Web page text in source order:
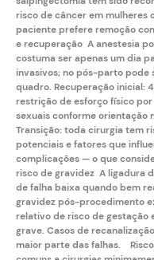
risco de câncer em mulheres
paciente prefere remoção
e recuperação A anestesia
costuma ser apenas um dia
invasivos; no pós-parto pode
quadro. Recuperação inicial:
restrição de esforço físico
sexuais conforme orientação
Transição: toda cirurgia tem
potenciais e fatores que
complicações — o que
risco de gravidez A ligadura
de falha baixa quando bem
gravidez pós-procedimento
relativo de risco degestação
grave. Casos de
maior parte das falhas.